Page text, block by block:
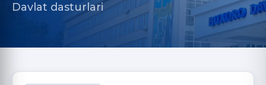
Davlat dasturlari